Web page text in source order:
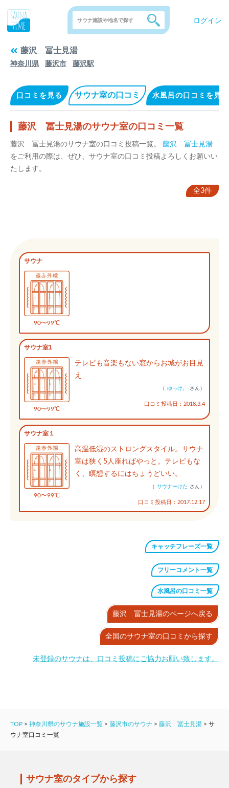
ログイン
藤沢 冨士見湯
神奈川県 藤沢市 藤沢駅
口コミを見る サウナ室の口コミ 水風呂の口コミを見る
藤沢 冨士見湯のサウナ室の口コミ一覧
藤沢 冨士見湯のサウナ室の口コミ投稿一覧。 藤沢 冨士見湯
をご利用の際は、ぜひ、サウナ室の口コミ投稿よろしくお願いい
たします。
全3件
サウナ
90〜99℃
サウナ室1
90〜99℃
テレビも音楽もない窓からお城がお目見
え
（ ゆっけ。 さん）
口コミ投稿日：2018.3.4
サウナ室１
90〜99℃
高温低湿のストロングスタイル。サウナ
室は狭く5人座ればやっと。テレビもな
く、瞑想するにはちょうどいい。
（ サウナーけた さん）
口コミ投稿日：2017.12.17
キャッチフレーズ一覧
フリーコメント一覧
水風呂の口コミ一覧
藤沢 冨士見湯のページへ戻る
全国のサウナ室の口コミから探す
未登録のサウナは、口コミ投稿にご協力お願い致します。
TOP > 神奈川県のサウナ施設一覧 > 藤沢市のサウナ > 藤沢 冨士見湯 > サ
ウナ室口コミ一覧
サウナ室のタイプから探す